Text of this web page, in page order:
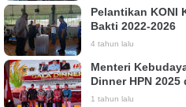
Pelantikan KONI
Bakti 2022-2026
4 tahun lalu
Menteri
Dinner HPN
1 tahun lalu